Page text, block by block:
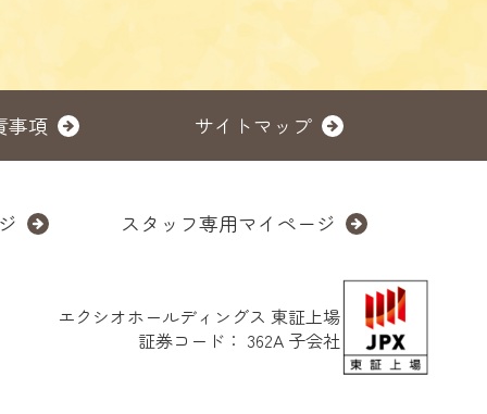
事項 サイトマップ
スタッフ専用マイページ
エクシオホールディングス 東証上場
証券コード： 362A 子会社